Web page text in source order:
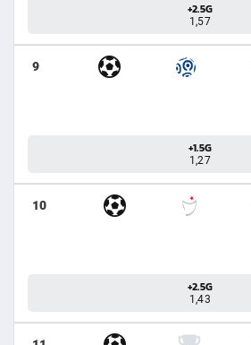
+2.5G
1,57
9
+1.5G
1,27
10
+2.5G
1,43